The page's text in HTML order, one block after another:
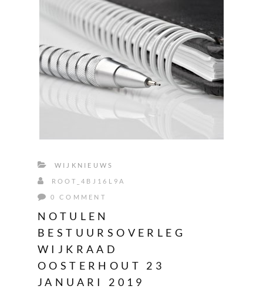
WIJKNIEUWS
ROOT_4BJ16L9A
0 COMMENT
NOTULEN
BESTUURSOVERLEG
WIJKRAAD
OOSTERHOUT 23
JANUARI 2019